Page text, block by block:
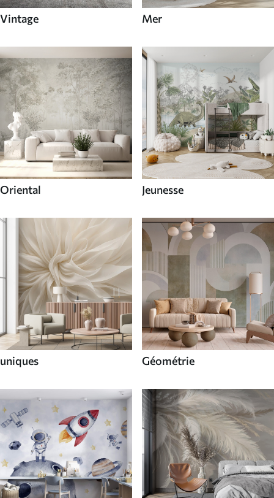
Vintage Mer
Oriental Jeunesse
uniques Géométrie